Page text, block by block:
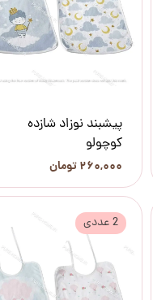
پیشبند نوزاد شازده
کوچولو
۲۶۰,۰۰۰ تومان
2 عددی